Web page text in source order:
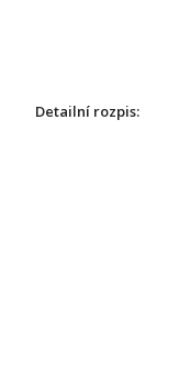
Detailní rozpis: